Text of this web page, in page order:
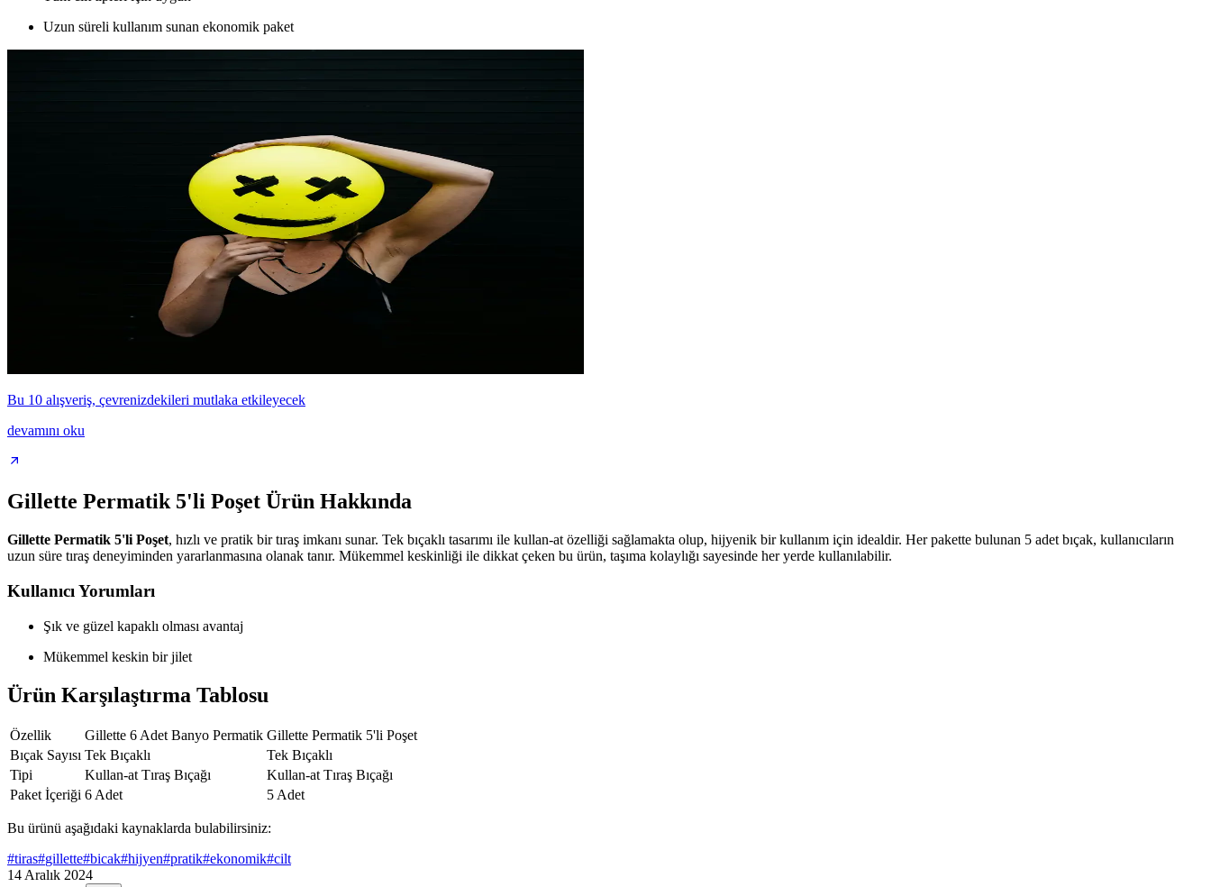
Uzun süreli kullanım sunan ekonomik paket
Bu 10 alışveriş, çevrenizdekileri mutlaka etkileyecek
devamını oku
Gillette Permatik 5'li Poşet Ürün Hakkında
Gillette Permatik 5'li Poşet, hızlı ve pratik bir tıraş imkanı sunar. Tek bıçaklı tasarımı ile kullan-at özelliği sağlamakta olup, hijyenik bir kullanım için idealdir. Her pakette bulunan 5 adet bıçak, kullanıcıların
uzun süre tıraş deneyiminden yararlanmasına olanak tanır. Mükemmel keskinliği ile dikkat çeken bu ürün, taşıma kolaylığı sayesinde her yerde kullanılabilir.
Kullanıcı Yorumları
Şık ve güzel kapaklı olması avantaj
Mükemmel keskin bir jilet
Ürün Karşılaştırma Tablosu
Özellik Gillette 6 Adet Banyo Permatik Gillette Permatik 5'li Poşet
Bıçak Sayısı Tek Bıçaklı
Tek Bıçaklı
Tipi
Kullan-at Tıraş Bıçağı
Kullan-at Tıraş Bıçağı
Paket İçeriği 6 Adet 5 Adet
Bu ürünü aşağıdaki kaynaklarda bulabilirsiniz:
#tiras#gillette#bicak#hijyen#pratik#ekonomik#cilt
14 Aralık 2024